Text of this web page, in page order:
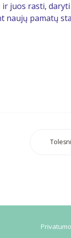
juos rasti, daryti
naujų pamatų